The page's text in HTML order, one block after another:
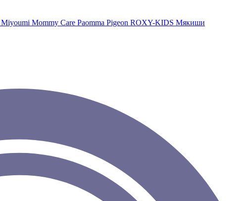
Miyoumi Mommy Care Paomma Pigeon ROXY-KIDS Мякиши